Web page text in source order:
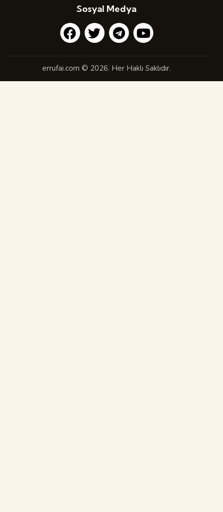
Sosyal Medya
errufai.com © 2026. Her Haklı Saklıdır.